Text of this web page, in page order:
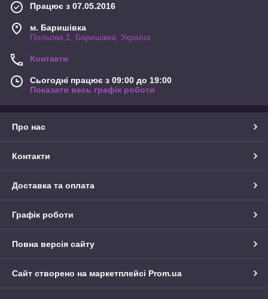
Працює з 07.05.2016
м. Баришівка
Польова,1, Баришівка, Україна
Контакти
Сьогодні працює з 09:00 до 19:00
Показати весь графік роботи
Про нас
Контакти
Доставка та оплата
Графік роботи
Повна версія сайту
Сайт створено на маркетплейсі Prom.ua